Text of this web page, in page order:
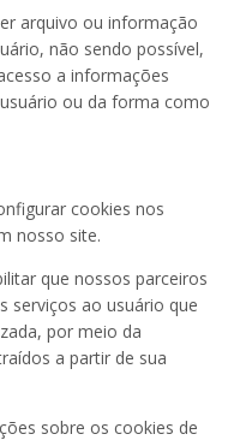
arquivo ou informação
não sendo possível,
a informações
ou da forma como
cookies nos
nosso site.
que nossos parceiros
serviços ao usuário que
por meio da
a partir de sua
sobre os cookies de